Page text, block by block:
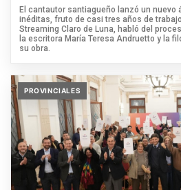
El cantautor santiagueño lanzó un nuevo
inéditas, fruto de casi tres años de
Streaming Claro de Luna, habló del
la escritora María Teresa Andruetto y la
su obra.
PROVINCIALES